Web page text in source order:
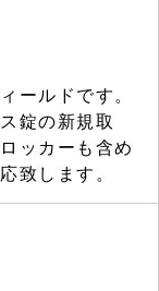
ールドです。
錠の新規取
ッカーも含め
致します。